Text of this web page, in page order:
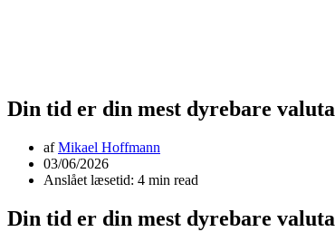
Din tid er din mest dyrebare valuta
afMikael Hoffmann
03/06/2026
Anslået læsetid: 4 min read
Din tid er din mest dyrebare valuta